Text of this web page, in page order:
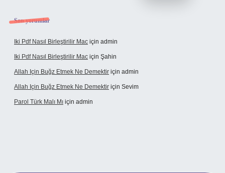
Son yorumlar
Iki Pdf Nasıl Birleştirilir Mac için admin
Iki Pdf Nasıl Birleştirilir Mac için Şahin
Allah Için Buğz Etmek Ne Demektir için admin
Allah Için Buğz Etmek Ne Demektir için Sevim
Parol Türk Malı Mı için admin